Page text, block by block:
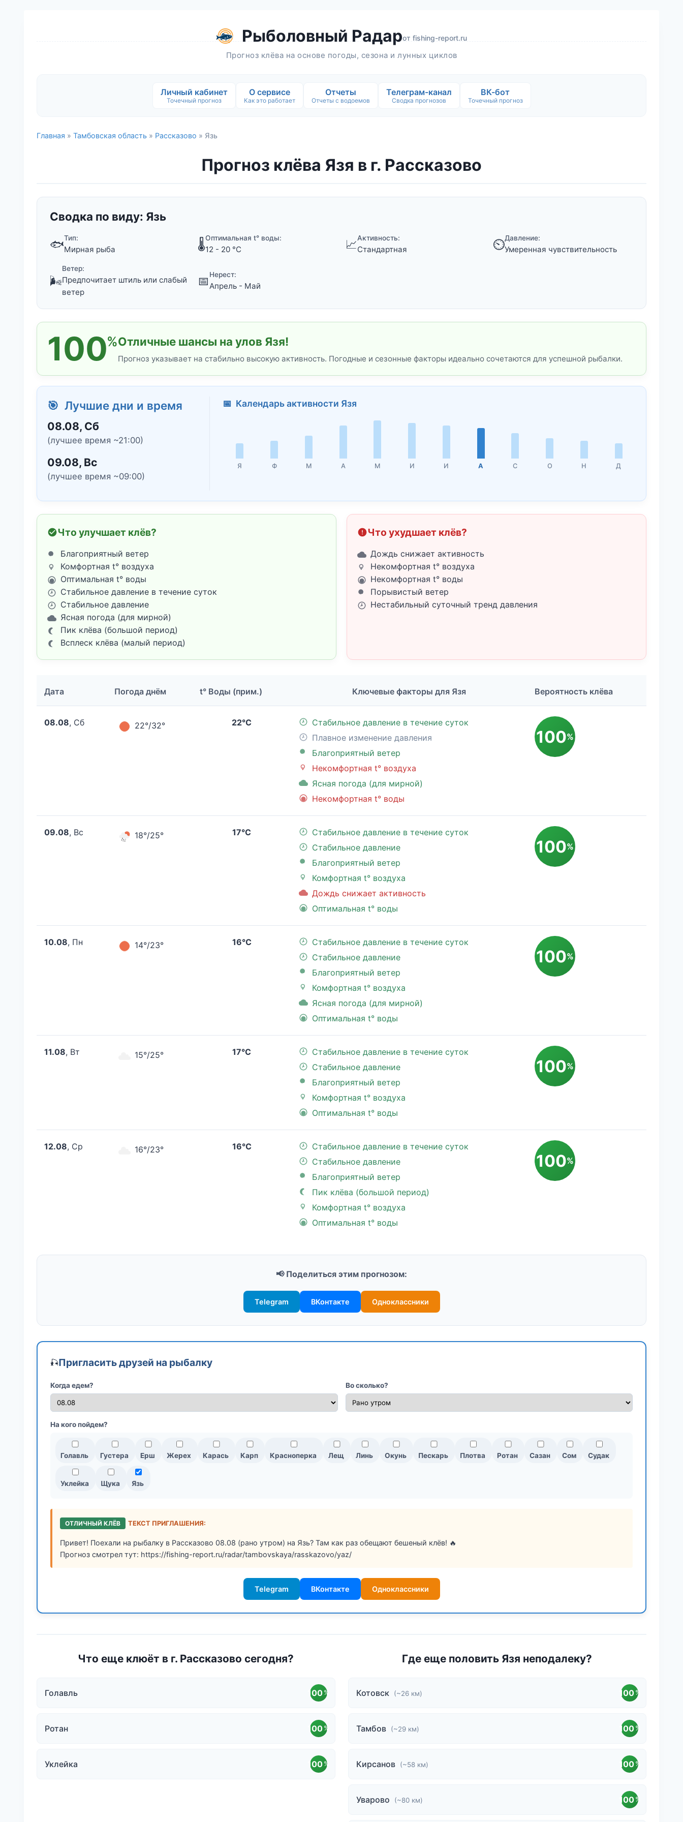
Рыболовный Радарот fishing-report.ru
Прогноз клёва на основе погоды, сезона и лунных циклов
Личный кабинет
Точечный прогноз
О сервисе
Как это работает
Отчеты
Отчеты с водоемов
Телеграм-канал
Сводка прогнозов
ВК-бот
Точечный прогноз
Главная » Тамбовская область » Рассказово » Язь
Прогноз клёва Язя в г. Рассказово
Сводка по виду: Язь
🐟Тип:
Мирная рыба 🌡️Оптимальная t° воды:
12 - 20 °C 📈Активность:
Стандартная ⏲️Давление:
Умеренная чувствительность
🌬️
Ветер:
Предпочитает штиль или слабый
ветер
📅 Нерест:
Апрель - Май
100%Отличные шансы на улов Язя!
Прогноз указывает на стабильно высокую активность. Погодные и сезонные факторы идеально сочетаются для успешной рыбалки.
🎯 Лучшие дни и время
08.08, Сб
(лучшее время ~21:00)
09.08, Вс
(лучшее время ~09:00)
📅 Календарь активности Язя
Я Ф М А М И И А С О Н Д
Что улучшает клёв?
Благоприятный ветер
Комфортная t° воздуха
Оптимальная t° воды
Стабильное давление в течение суток
Стабильное давление
Ясная погода (для мирной)
Пик клёва (большой период)
Всплеск клёва (малый период)
Что ухудшает клёв?
Дождь снижает активность
Некомфортная t° воздуха
Некомфортная t° воды
Порывистый ветер
Нестабильный суточный тренд давления
Дата Погода днём t° Воды (прим.) Ключевые факторы для Язя Вероятность клёва
08.08, Сб 22°/32° 22°C
Стабильное давление в течение суток
Плавное изменение давления
Благоприятный ветер
Некомфортная t° воздуха
Ясная погода (для мирной)
Некомфортная t° воды
100%
09.08, Вс 18°/25° 17°C
Стабильное давление в течение суток
Стабильное давление
Благоприятный ветер
Комфортная t° воздуха
Дождь снижает активность
Оптимальная t° воды
100%
10.08, Пн 14°/23° 16°C
Стабильное давление в течение суток
Стабильное давление
Благоприятный ветер
Комфортная t° воздуха
Ясная погода (для мирной)
Оптимальная t° воды
100%
11.08, Вт 15°/25° 17°C
Стабильное давление в течение суток
Стабильное давление
Благоприятный ветер
Комфортная t° воздуха
Оптимальная t° воды
100%
12.08, Ср 16°/23° 16°C
Стабильное давление в течение суток
Стабильное давление
Благоприятный ветер
Пик клёва (большой период)
Комфортная t° воздуха
Оптимальная t° воды
100%
📢 Поделиться этим прогнозом:
Telegram ВКонтакте Одноклассники
🎣Пригласить друзей на рыбалку
Когда едем? Во сколько?
На кого пойдем?
Голавль Густера Ерш Жерех Карась Карп Красноперка Лещ Линь Окунь Пескарь Плотва Ротан Сазан Сом Судак
Уклейка Щука Язь
ОТЛИЧНЫЙ КЛЁВ ТЕКСТ ПРИГЛАШЕНИЯ:
Привет! Поехали на рыбалку в Рассказово 08.08 (рано утром) на Язь? Там как раз обещают бешеный клёв! 🔥
Прогноз смотрел тут: https://fishing-report.ru/radar/tambovskaya/rasskazovo/yaz/
Telegram ВКонтакте Одноклассники
Что еще клюёт в г. Рассказово сегодня?
Голавль 100 %
Ротан 100 %
Уклейка 100 %
Где еще половить Язя неподалеку?
Котовск (~26 км) 100 %
Тамбов (~29 км) 100 %
Кирсанов (~58 км) 100 %
Уварово (~80 км) 100 %